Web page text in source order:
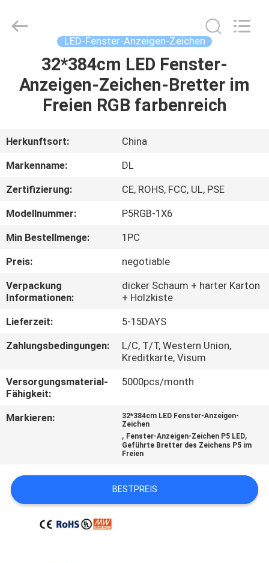
HAUS
PRODUKTE
VR
SHOW
ÜBER
UNS
FABRIK-
AUSFLUG
QUALITÄTSKONTROLLE
TRETEN
SIE
MIT
UNS
NACHRICHTEN
FORDERN
LED
Co.,Ltd.
LED-Fenster-Anzeigen-Zeichen
32*384cm LED Fenster-
Anzeigen-Zeichen-Bretter im
Freien RGB farbenreich
Herkunftsort:
China
Markenname:
DL
Zertifizierung:
CE, ROHS, FCC, UL, PSE
Modellnummer:
P5RGB-1X6
Min Bestellmenge:
1PC
Preis:
negotiable
Verpackung
Informationen:
dicker Schaum + harter Karton
+ Holzkiste
Lieferzeit:
5-15DAYS
Zahlungsbedingungen:
L/C, T/T, Western Union,
Kreditkarte, Visum
Versorgungsmaterial-
Fähigkeit:
5000pcs/month
Markieren:
32*384cm LED Fenster-Anzeigen-
Zeichen
, Fenster-Anzeigen-Zeichen P5 LED,
Geführte Bretter des Zeichens P5 im
Freien
BESTPREIS